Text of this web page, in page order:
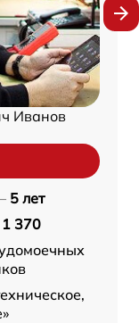
Иванов
5 лет
1 370